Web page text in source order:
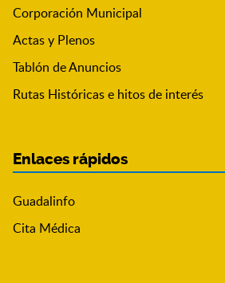
Corporación Municipal
Actas y Plenos
Tablón de Anuncios
Rutas Históricas e hitos de interés
Enlaces rápidos
Guadalinfo
Cita Médica